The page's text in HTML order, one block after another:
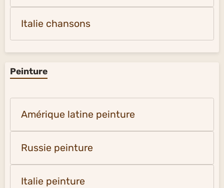
Italie chansons
Peinture
Amérique latine peinture
Russie peinture
Italie peinture